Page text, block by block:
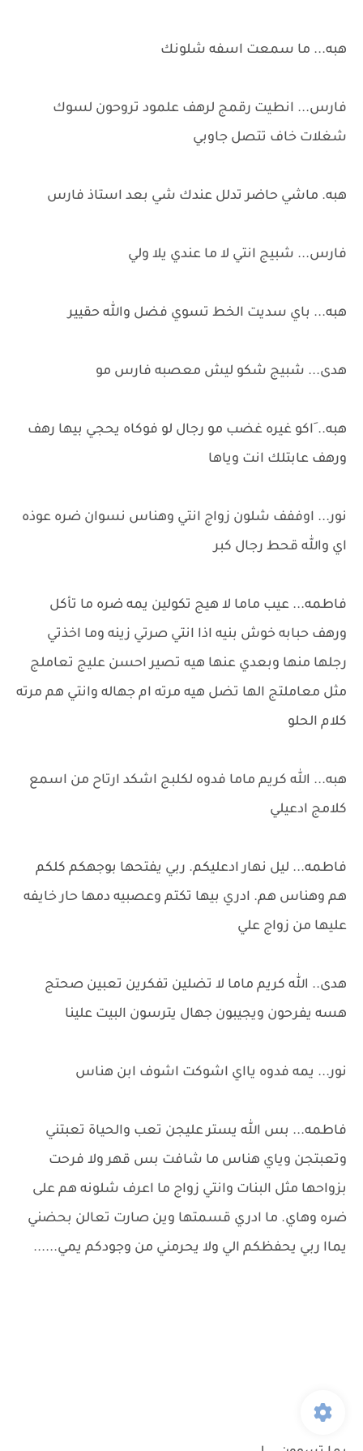
هبه... ما سمعت اسفه شلونك
فارس... انطيت رقمج لرهف علمود تروحون لسوك
شغلات خاف تتصل جاوبي
هبه. ماشي حاضر تدلل عندك شي بعد استاذ فارس
فارس... شبيج انتي لا ما عندي يلا ولي
هبه... باي سديت الخط تسوي فضل والله حقيير
هدى... شبيج شكو ليش معصبه فارس مو
هبه.. َاكو غيره غضب مو رجال لو فوكاه يحجي بيها رهف
ورهف عابتلك انت وياها
نور... اوففف شلون زواج انتي وهناس نسوان ضره عوذه
اي والله قحط رجال كبر
فاطمه... عيب ماما لا هيج تكولين يمه ضره ما تأكل
ورهف حبابه خوش بنيه اذا انتي صرتي زينه وما اخذتي
رجلها منها وبعدي عنها هيه تصير احسن عليج تعاملج
مثل معاملتج الها تضل هيه مرته ام جهاله وانتي هم مرته
كلام الحلو
هبه... الله كريم ماما فدوه لكلبج اشكد ارتاح من اسمع
كلامج ادعيلي
فاطمه... ليل نهار ادعليكم. ربي يفتحها بوجهكم كلكم
هم وهناس هم. ادري بيها تكتم وعصبيه دمها حار خايفه
عليها من زواج علي
هدى.. الله كريم ماما لا تضلين تفكرين تعبين صحتج
هسه يفرحون ويجيبون جهال يترسون البيت علينا
نور... يمه فدوه يااي اشوكت اشوف ابن هناس
فاطمه... بس الله يستر عليجن تعب والحياة تعبتني
وتعبتجن وياي هناس ما شافت بس قهر ولا فرحت
بزواحها مثل البنات وانتي زواج ما اعرف شلونه هم على
ضره وهاي. ما ادري قسمتها وين صارت تعالن بحضني
يماا ربي يحفظكم الي ولا يحرمني من وجودكم يمي......